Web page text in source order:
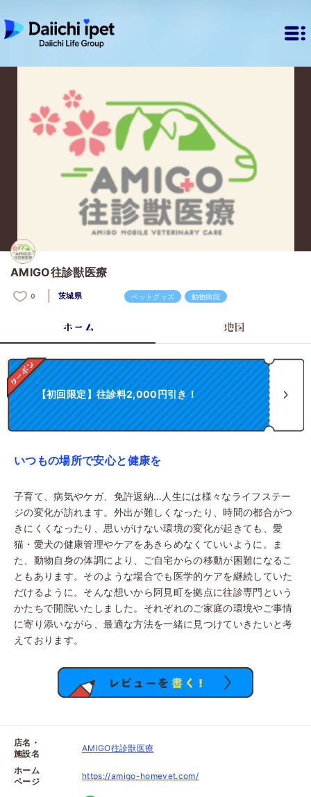
AMIGO往診獣医療
0 茨城県 ペットグッズ 動物病院
ホーム 地図
【初回限定】往診料2,000円引き！
いつもの場所で安心と健康を
子育て、病気やケガ、免許返納…人生には様々なライフステー
ジの変化が訪れます。外出が難しくなったり、時間の都合がつ
きにくくなったり、思いがけない環境の変化が起きても、愛
猫・愛犬の健康管理やケアをあきらめなくていいように。ま
た、動物自身の体調により、ご自宅からの移動が困難になるこ
ともあります。そのような場合でも医学的ケアを継続していた
だけるように。そんな想いから阿見町を拠点に往診専門という
かたちで開院いたしました。それぞれのご家庭の環境やご事情
に寄り添いながら、最適な方法を一緒に見つけていきたいと考
えております。
店名・
施設名
AMIGO往診獣医療
ホーム
ページ
https://amigo-homevet.com/